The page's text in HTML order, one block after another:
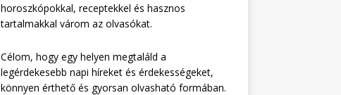
horoszkópokkal, receptekkel és hasznos
tartalmakkal várom az olvasókat.
Célom, hogy egy helyen megtaláld a
legérdekesebb napi híreket és érdekességeket,
könnyen érthető és gyorsan olvasható formában.